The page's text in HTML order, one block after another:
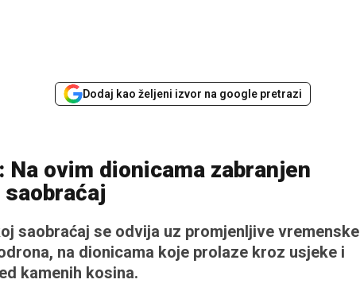
Dodaj kao željeni izvor na google pretrazi
ovim dionicama zabranjen
saobraćaj
saobraćaj se odvija uz promjenljive vremenske
na dionicama koje prolaze kroz usjeke i
kamenih kosina.